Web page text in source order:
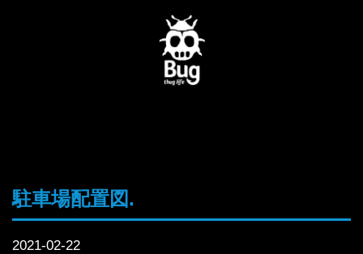
駐車場配置図.
2021-02-22